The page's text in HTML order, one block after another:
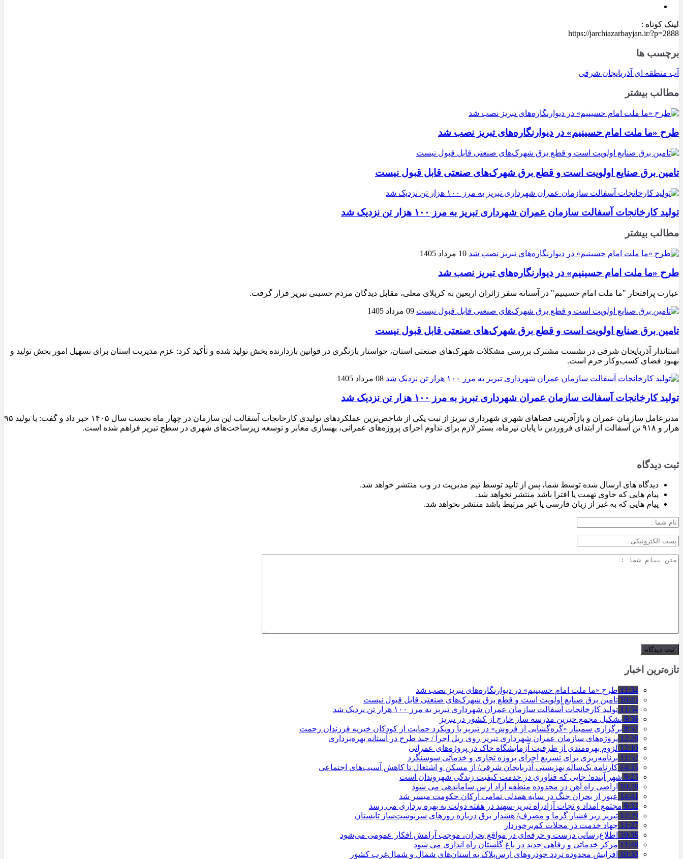
لینک کوتاه :
https://jarchiazarbayjan.ir/?p=2888
برچسب ها
آب منطقه ای آذربایجان شرقی
مطالب بیشتر
طرح «ما ملت امام حسینیم» در دیوارنگاره‌های تبریز نصب شد
تامین برق صنایع اولویت است و قطع برق شهرک‌های صنعتی قابل قبول نیست
تولید کارخانجات آسفالت سازمان عمران شهرداری تبریز به مرز ۱۰۰ هزار تن نزدیک شد
مطالب بیشتر
10 مرداد 1405
طرح «ما ملت امام حسینیم» در دیوارنگاره‌های تبریز نصب شد
عبارت پرافتخار "ما ملت امام حسینیم" در آستانه سفر زائران اربعین به کربلای معلی، مقابل دیدگان مردم حسینی تبریز قرار گرفت.
09 مرداد 1405
تامین برق صنایع اولویت است و قطع برق شهرک‌های صنعتی قابل قبول نیست
استاندار آذربایجان شرقی در نشست مشترک بررسی مشکلات شهرک‌های صنعتی استان، خواستار بازنگری در قوانین بازدارنده بخش تولید شده و تأکید کرد: عزم مدیریت استان برای تسهیل امور بخش تولید و
بهبود فضای کسب‌وکار جزم است.
08 مرداد 1405
تولید کارخانجات آسفالت سازمان عمران شهرداری تبریز به مرز ۱۰۰ هزار تن نزدیک شد
مدیرعامل سازمان عمران و بازآفرینی فضاهای شهری شهرداری تبریز از ثبت یکی از شاخص‌ترین عملکردهای تولیدی کارخانجات آسفالت این سازمان در چهار ماه نخست سال ۱۴۰۵ خبر داد و گفت: با تولید ۹۵
هزار و ۹۱۸ تن آسفالت از ابتدای فروردین تا پایان تیرماه، بستر لازم برای تداوم اجرای پروژه‌های عمرانی، بهسازی معابر و توسعه زیرساخت‌های شهری در سطح تبریز فراهم شده است.
ثبت دیدگاه
دیدگاه های ارسال شده توسط شما، پس از تایید توسط تیم مدیریت در وب منتشر خواهد شد.
پیام هایی که حاوی تهمت یا افترا باشد منتشر نخواهد شد.
پیام هایی که به غیر از زبان فارسی یا غیر مرتبط باشد منتشر نخواهد شد.
تازه‌ترین اخبار
11:34 طرح «ما ملت امام حسینیم» در دیوارنگاره‌های تبریز نصب شد
10:45 تامین برق صنایع اولویت است و قطع برق شهرک‌های صنعتی قابل قبول نیست
11:54 تولید کارخانجات آسفالت سازمان عمران شهرداری تبریز به مرز ۱۰۰ هزار تن نزدیک شد
9:36 تشکیل مجمع خیرین مدرسه ‌ساز خارج از کشور در تبریز
8:57 برگزاری سمینار «گره‌گشایی از فروش» در تبریز با رویکرد حمایت از کودکان خیریه فرزندان رحمت
12:28 پروژه‌های سازمان عمران شهرداری تبریز روی ریل اجرا / چند طرح در آستانه بهره‌برداری
12:10 لزوم بهره‌مندی از ظرفیت آزمایشگاه خاک در پروژه‌های عمرانی
11:52 برنامه‌ریزی برای تسریع اجرای پروژه تجاری و خدماتی سوسنگرد
14:35 کارنامه یک‌ساله بهزیستی آذربایجان شرقی/ از مسکن و اشتغال تا کاهش آسیب‌های اجتماعی
9:23 شهر آینده؛ جایی که فناوری در خدمت کیفیت زندگی شهروندان است
10:28 اراضی راه آهن در محدوده منطقه آزاد ارس ساماندهی می شود
14:41 عبور از بحران جنگ در سایه همدلی تمامی ارکان حکومت میسر شد
9:32 مجتمع امداد و نجات آزادراه تبریز-سهند در هفته دولت به بهره ‌برداری می‌ رسد
12:29 تبریز زیر فشار گرما و مصرف/ هشدار برق درباره روزهای سرنوشت‌ساز تابستان
11:27 جهاد خدمت در محلات کم‌برخوردار
10:36 اطلاع‌رسانی درست و حرفه‌ای در مواقع بحران، موجب آرامش افکار عمومی می‌شود
11:48 مرکز خدماتی و رفاهی جدید در باغ گلستان راه اندازی می شود
10:30 افزایش محدوده تردد خودروهای ارس‌پلاک به استان‌های شمال و شمال‌غرب کشور